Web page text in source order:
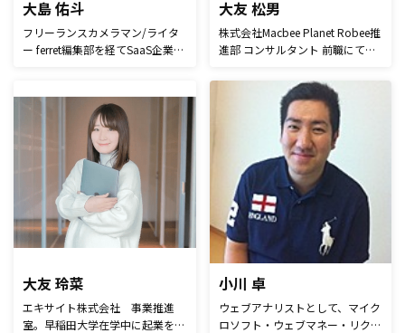
大島 佑斗
フリーランスカメラマン/ライタ
ー ferret編集部を経てSaaS企業の
イベントや役員プロフィールの撮
影を行なう。 若手カメラマン向
けのWebメディア「Photoli」を
立ち上げ、全ての人が「フォトス
ポットで素敵な写真を」撮れるよ
うに日々奮闘中。
大友 松男
株式会社Macbee Planet Robee推
進部 コンサルタント 前職にて飲
ィングを行い、顧客ロイヤリティ
の醸成及び売上向上に貢献。
Macbee PlanetではWeb接客ツー
ル「Robee」のサービス立ち上げ
に従事し、ツールを活用したWeb
コンサルタントとして活動。大手
EC化粧品会社や大手証券会社、
大手エステサロン、健康食品会社
等のクライアントのKPI・KGIに合
わせた改善や施策を行い、売上向
上に貢献。
大友 玲菜
エキサイト株式会社 事業推進
室。早稲田大学在学中に起業を
小川 卓
ウェブアナリストとして、マイク
ロソフト・ウェブマネー・リクル